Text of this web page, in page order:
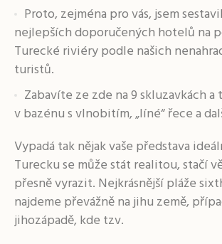
Proto, zejména pro vás, jsem
nejlepších doporučených hotelů na
Turecké riviéry podle našich
turistů.
Zabavíte ze zde na 9 skluzavkách a
v bazénu s vlnobitím, „líné“ řece a
Vypadá tak nějak vaše představa
Turecku se může stát realitou, stačí
přesně vyrazit. Nejkrásnější pláže
najdeme převážně na jihu země,
jihozápadě, kde tzv.